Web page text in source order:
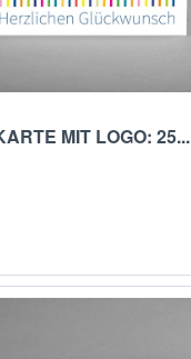
MIT LOGO: 25...